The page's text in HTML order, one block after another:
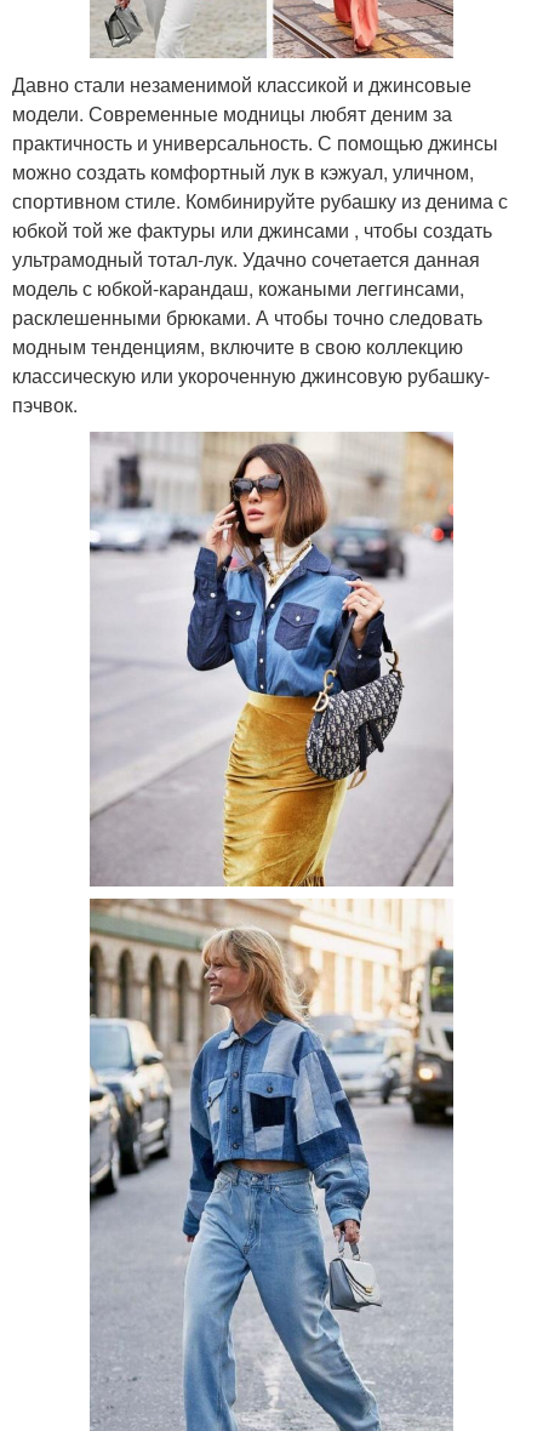
Давно стали незаменимой классикой и джинсовые
модели. Современные модницы любят деним за
практичность и универсальность. С помощью джинсы
можно создать комфортный лук в кэжуал, уличном,
спортивном стиле. Комбинируйте рубашку из денима с
юбкой той же фактуры или джинсами , чтобы создать
ультрамодный тотал-лук. Удачно сочетается данная
модель с юбкой-карандаш, кожаными леггинсами,
расклешенными брюками. А чтобы точно следовать
модным тенденциям, включите в свою коллекцию
классическую или укороченную джинсовую рубашку-
пэчвок.